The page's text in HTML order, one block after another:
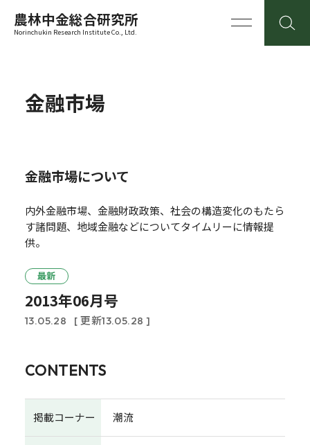
農林中金総合研究所
Norinchukin Research Institute Co., Ltd.
金融市場
金融市場について
内外金融市場、金融財政政策、社会の構造変化のもたら
す諸問題、地域金融などについてタイムリーに情報提
供。
最新
2013年06月号
13.05.28 [ 更新13.05.28 ]
CONTENTS
掲載コーナー 潮流